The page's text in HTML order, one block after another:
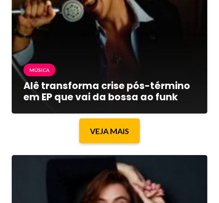
MÚSICA
Alê transforma crise pós-término
em EP que vai da bossa ao funk
VEJA MAIS